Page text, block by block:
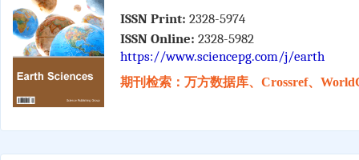
ISSN Print: 2328-5974
ISSN Online: 2328-5982
https://www.sciencepg.com/j/earth
期刊检索：万方数据库、Crossref、